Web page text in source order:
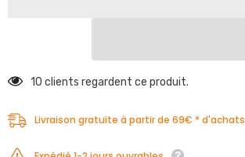
10 clients regardent ce produit.
Livraison gratuite à partir de 69€ * d'achats